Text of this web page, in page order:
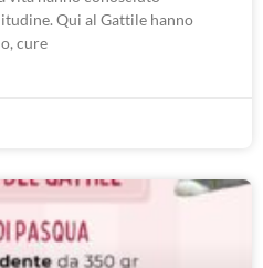
Qui al Gattile hanno
cure